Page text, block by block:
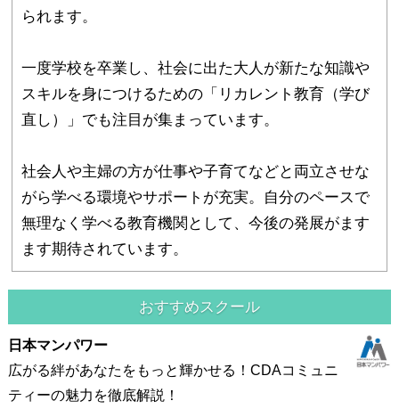
られます。
一度学校を卒業し、社会に出た大人が新たな知識や
スキルを身につけるための「リカレント教育（学び
直し）」でも注目が集まっています。
社会人や主婦の方が仕事や子育てなどと両立させな
がら学べる環境やサポートが充実。自分のペースで
無理なく学べる教育機関として、今後の発展がます
ます期待されています。
おすすめスクール
日本マンパワー
広がる絆があなたをもっと輝かせる！CDAコミュニ
ティーの魅力を徹底解説！